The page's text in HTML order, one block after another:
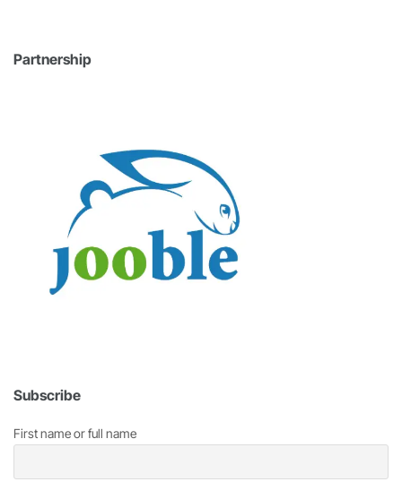
Partnership
Subscribe
First name or full name